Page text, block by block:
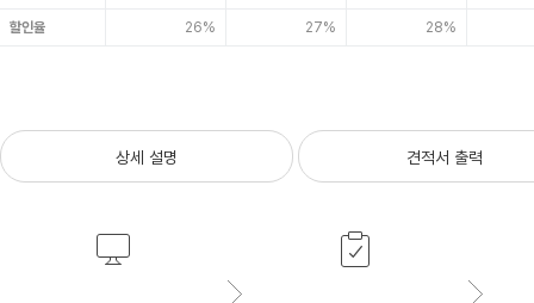
할인율 26% 27% 28%
상세 설명 견적서 출력